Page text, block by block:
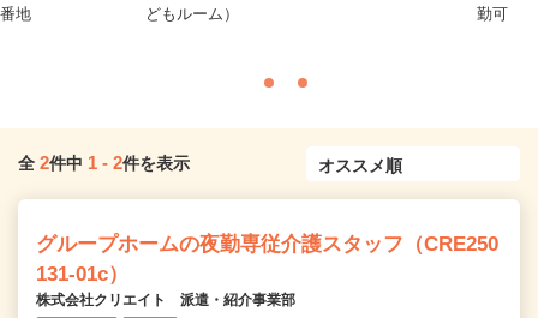
地
どもルーム）
勤可
全 2件中 1 - 2件を表示
グループホームの夜勤専従介護スタッフ（CRE250
131-01c）
株式会社クリエイト 派遣・紹介事業部